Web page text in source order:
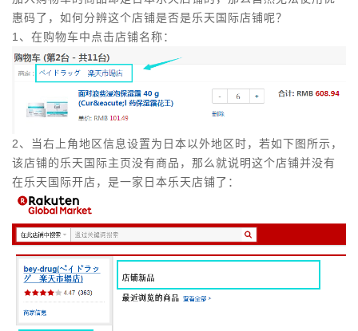
惠码了，如何分辨这个店铺是否是乐天国际店铺呢？
1、在购物车中点击店铺名称：
2、当右上角地区信息设置为日本以外地区时，若如下图所示，
该店铺的乐天国际主页没有商品，那么就说明这个店铺并没有
在乐天国际开店，是一家日本乐天店铺了：